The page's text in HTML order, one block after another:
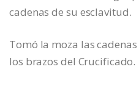
cadenas de su esclavitud.
Tomó la moza las
los brazos del Crucificado.